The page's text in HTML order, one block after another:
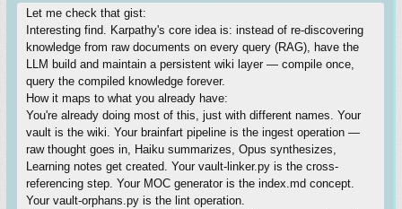
Let me check that gist:
Interesting find. Karpathy's core idea is: instead of re-discovering
knowledge from raw documents on every query (RAG), have the
LLM build and maintain a persistent wiki layer — compile once,
query the compiled knowledge forever.
How it maps to what you already have:
You're already doing most of this, just with different names. Your
vault is the wiki. Your brainfart pipeline is the ingest operation —
raw thought goes in, Haiku summarizes, Opus synthesizes,
Learning notes get created. Your vault-linker.py is the cross-
referencing step. Your MOC generator is the index.md concept.
Your vault-orphans.py is the lint operation.